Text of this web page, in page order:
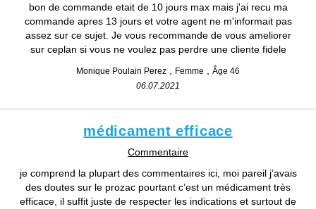
bon de commande etait de 10 jours max mais j'ai recu ma
commande apres 13 jours et votre agent ne m'informait pas
assez sur ce sujet. Je vous recommande de vous ameliorer
sur ceplan si vous ne voulez pas perdre une cliente fidele
Monique Poulain Perez Femme
Âge 46
06.07.2021
médicament efficace
Commentaire
je comprend la plupart des commentaires ici, moi pareil j’avais
des doutes sur le prozac pourtant c’est un médicament très
efficace, il suffit juste de respecter les indications et surtout de